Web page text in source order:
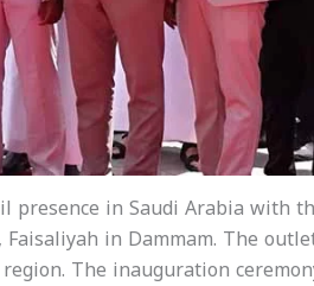
presence in Saudi Arabia with
in Dammam. The
The inauguration